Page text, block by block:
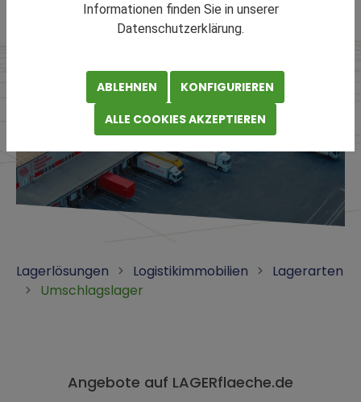
Lagerlösungen Logistikimmobilien
Lagerarten
Umschlagslager
Angebote auf LAGERflaeche.de
Informationen finden Sie in unserer
Datenschutzerklärung.
ABLEHNEN
KONFIGURIEREN
ALLE COOKIES AKZEPTIEREN